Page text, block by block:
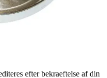
efter bekraeftelse af din